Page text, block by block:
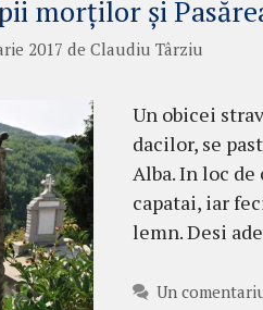
morților și
2017 de Claudiu Târziu
Un obicei
dacilor, se
Alba. In loc
capatai, iar
lemn. Desi
Un